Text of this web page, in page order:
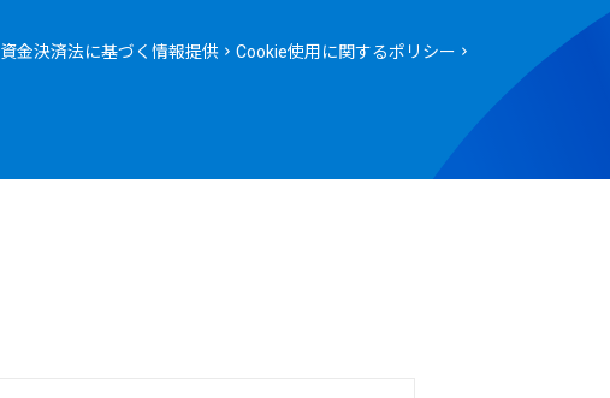
資金決済法に基づく情報提供
Cookie使用に関するポリシー